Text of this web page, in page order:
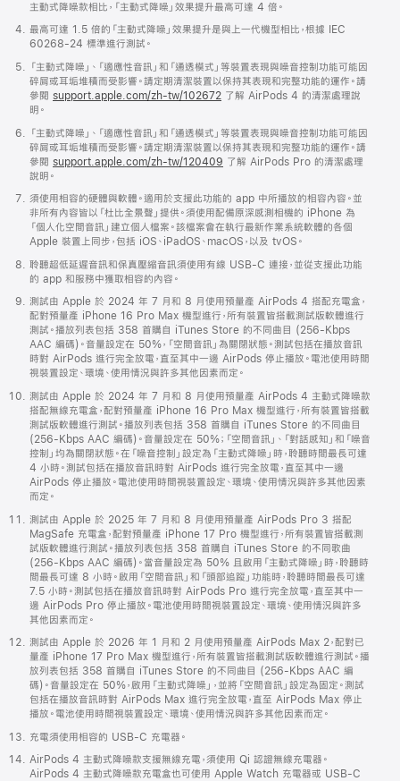
主動式降噪款相比，「主動式降噪」效果提升最高可達 4 倍。
最高可達 1.5 倍的「主動式降噪」效果提升是與上一代機型相比，根據 IEC
60268-24 標準進行測試。
「主動式降噪」、「適應性音訊」和「通透模式」等裝置表現與噪音控制功能可能因
碎屑或耳垢堆積而受影響。請定期清潔裝置以保持其表現和完整功能的運作。請
參閱 support.apple.com/zh-tw/102672 了解 AirPods 4 的清潔處理說
明。
「主動式降噪」、「適應性音訊」和「通透模式」等裝置表現與噪音控制功能可能因
碎屑或耳垢堆積而受影響。請定期清潔裝置以保持其表現和完整功能的運作。請
參閱 support.apple.com/zh-tw/120409 了解 AirPods Pro 的清潔處理
說明。
須使用相容的硬體與軟體。適用於支援此功能的 app 中所播放的相容內容。並
非所有內容皆以「杜比全景聲」提供。須使用配備原深感測相機的 iPhone 為
「個人化空間音訊」建立個人檔案。該檔案會在執行最新作業系統軟體的各個
Apple 裝置上同步，包括 iOS、iPadOS、macOS，以及 tvOS。
聆聽超低延遲音訊和保真壓縮音訊須使用有線 USB-C 連接，並從支援此功能
的 app 和服務中獲取相容的內容。
測試由 Apple 於 2024 年 7 月和 8 月使用預量產 AirPods 4 搭配充電盒，
配對預量產 iPhone 16 Pro Max 機型進行，所有裝置皆搭載測試版軟體進行
測試。播放列表包括 358 首購自 iTunes Store 的不同曲目 (256-Kbps
AAC 編碼)。音量設定在 50%，「空間音訊」為關閉狀態。測試包括在播放音訊
時對 AirPods 進行完全放電，直至其中一邊 AirPods 停止播放。電池使用時間
視裝置設定、環境、使用情況與許多其他因素而定。
測試由 Apple 於 2024 年 7 月和 8 月使用預量產 AirPods 4 主動式降噪款
搭配無線充電盒，配對預量產 iPhone 16 Pro Max 機型進行，所有裝置皆搭載
測試版軟體進行測試。播放列表包括 358 首購自 iTunes Store 的不同曲目
(256-Kbps AAC 編碼)。音量設定在 50%；「空間音訊」、「對話感知」和「噪音
控制」均為關閉狀態。在「噪音控制」設定為「主動式降噪」時，聆聽時間最長可達
4 小時。測試包括在播放音訊時對 AirPods 進行完全放電，直至其中一邊
AirPods 停止播放。電池使用時間視裝置設定、環境、使用情況與許多其他因素
而定。
測試由 Apple 於 2025 年 7 月和 8 月使用預量產 AirPods Pro 3 搭配
MagSafe 充電盒，配對預量產 iPhone 17 Pro 機型進行，所有裝置皆搭載測
試版軟體進行測試。播放列表包括 358 首購自 iTunes Store 的不同歌曲
(256-Kbps AAC 編碼)。當音量設定為 50% 且啟用「主動式降噪」時，聆聽時
間最長可達 8 小時。啟用「空間音訊」和「頭部追蹤」功能時，聆聽時間最長可達
7.5 小時。測試包括在播放音訊時對 AirPods Pro 進行完全放電，直至其中一
邊 AirPods Pro 停止播放。電池使用時間視裝置設定、環境、使用情況與許多
其他因素而定。
測試由 Apple 於 2026 年 1 月和 2 月使用預量產 AirPods Max 2，配對已
量產 iPhone 17 Pro Max 機型進行，所有裝置皆搭載測試版軟體進行測試。播
放列表包括 358 首購自 iTunes Store 的不同曲目 (256-Kbps AAC 編
碼)。音量設定在 50%，啟用「主動式降噪」，並將「空間音訊」設定為固定。測試
包括在播放音訊時對 AirPods Max 進行完全放電，直至 AirPods Max 停止
播放。電池使用時間視裝置設定、環境、使用情況與許多其他因素而定。
充電須使用相容的 USB-C 充電器。
AirPods 4 主動式降噪款支援無線充電，須使用 Qi 認證無線充電器。
AirPods 4 主動式降噪款充電盒也可使用 Apple Watch 充電器或 USB-C